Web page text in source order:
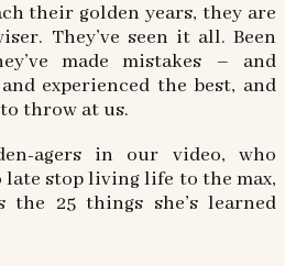
their golden years, they are
They’ve seen it all. Been
made mistakes – and
experienced the best, and
throw at us.
agers in our video, who
late stop living life to the max,
the 25 things she’s learned